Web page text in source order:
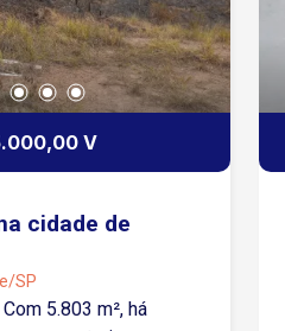
V
cidade de
SP
5.803 m², há